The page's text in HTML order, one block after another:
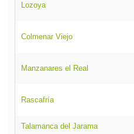
Lozoya
Colmenar Viejo
Manzanares el Real
Rascafría
Talamanca del Jarama